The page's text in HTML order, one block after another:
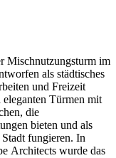
Mischnutzungsturm im
als städtisches
und Freizeit
Türmen mit
die
bieten und als
fungieren. In
Architects wurde das